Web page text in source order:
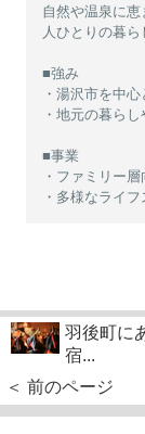
自然や温泉に
人ひとりの暮
■強み
・湯沢市を中
・地元の暮ら
■事業
・ファミリー
・多様なライ
羽後町に
宿...
＜ 前のページ